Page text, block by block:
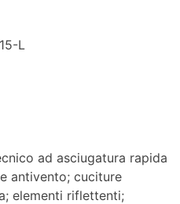
L
ad asciugatura rapida
antivento; cuciture
elementi riflettenti;